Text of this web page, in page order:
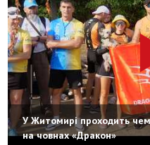
У Житомирі проходить
на човнах «Дракон»